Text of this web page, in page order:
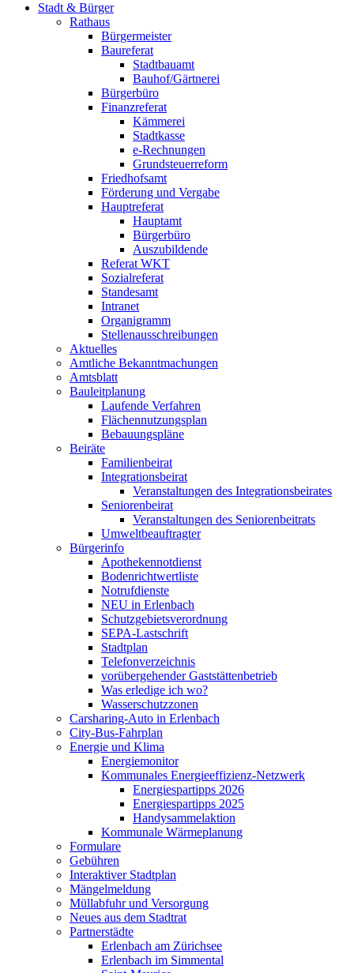
Stadt & Bürger
Rathaus
Bürgermeister
Baureferat
Stadtbauamt
Bauhof/Gärtnerei
Bürgerbüro
Finanzreferat
Kämmerei
Stadtkasse
e-Rechnungen
Grundsteuerreform
Friedhofsamt
Förderung und Vergabe
Hauptreferat
Hauptamt
Bürgerbüro
Auszubildende
Referat WKT
Sozialreferat
Standesamt
Intranet
Organigramm
Stellenausschreibungen
Aktuelles
Amtliche Bekanntmachungen
Amtsblatt
Bauleitplanung
Laufende Verfahren
Flächennutzungsplan
Bebauungspläne
Beiräte
Familienbeirat
Integrationsbeirat
Veranstaltungen des Integrationsbeirates
Seniorenbeirat
Veranstaltungen des Seniorenbeitrats
Umweltbeauftragter
Bürgerinfo
Apothekennotdienst
Bodenrichtwertliste
Notrufdienste
NEU in Erlenbach
Schutzgebietsverordnung
SEPA-Lastschrift
Stadtplan
Telefonverzeichnis
vorübergehender Gaststättenbetrieb
Was erledige ich wo?
Wasserschutzzonen
Carsharing-Auto in Erlenbach
City-Bus-Fahrplan
Energie und Klima
Energiemonitor
Kommunales Energieeffizienz-Netzwerk
Energiespartipps 2026
Energiespartipps 2025
Handysammelaktion
Kommunale Wärmeplanung
Formulare
Gebühren
Interaktiver Stadtplan
Mängelmeldung
Müllabfuhr und Versorgung
Neues aus dem Stadtrat
Partnerstädte
Erlenbach am Zürichsee
Erlenbach im Simmental